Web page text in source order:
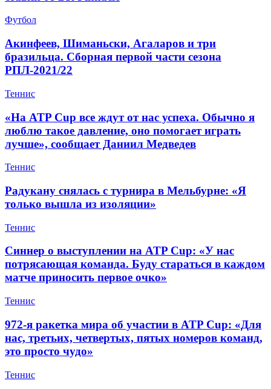
Футбол
Акинфеев, Шиманьски, Агаларов и три
бразильца. Сборная первой части сезона
РПЛ-2021/22
Теннис
«На ATP Cup все ждут от нас успеха. Обычно я
люблю такое давление, оно помогает играть
лучше», сообщает Даниил Медведев
Теннис
Радукану снялась с турнира в Мельбурне: «Я
только вышла из изоляции»
Теннис
Синнер о выступлении на ATP Cup: «У нас
потрясающая команда. Буду стараться в каждом
матче приносить первое очко»
Теннис
972-я ракетка мира об участии в ATP Cup: «Для
нас, третьих, четвертых, пятых номеров команд,
это просто чудо»
Теннис